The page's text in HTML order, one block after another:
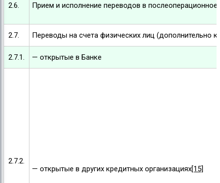
2.6. Прием и исполнение переводов в
2.7. Переводы на счета физических лиц (дополнительно
2.7.1. — открытые в Банке
2.7.2.
— открытые в других кредитных организациях[15]